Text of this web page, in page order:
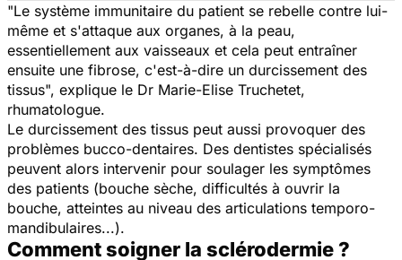
"Le système immunitaire du patient se rebelle contre lui-
même et s'attaque aux organes, à la peau,
essentiellement aux vaisseaux et cela peut entraîner
ensuite une fibrose, c'est-à-dire un durcissement des
tissus", explique le Dr Marie-Elise Truchetet,
rhumatologue.
Le durcissement des tissus peut aussi provoquer des
problèmes bucco-dentaires. Des dentistes spécialisés
peuvent alors intervenir pour soulager les symptômes
des patients (bouche sèche, difficultés à ouvrir la
bouche, atteintes au niveau des articulations temporo-
mandibulaires...).
Comment soigner la sclérodermie ?